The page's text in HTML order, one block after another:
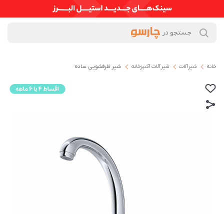
خانه شیرآلات شیرآلات آشپزخانه شیر ظرفشویی ساده